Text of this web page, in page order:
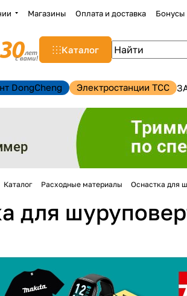
Магазины Оплата и доставка Бонусы
Каталог
DongCheng Электростанции TCC
Каталог Расходные материалы Оснастка для
для